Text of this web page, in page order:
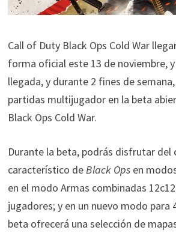
Call of Duty Black Ops Cold War
forma oficial este 13 de noviembre,
llegada, y durante 2 fines de
partidas multijugador en la beta
Black Ops Cold War.
Durante la beta, podrás disfrutar del
característico de Black Opsen
en el modo Armas combinadas
jugadores; y en un nuevo modo para
beta ofrecerá una selección de